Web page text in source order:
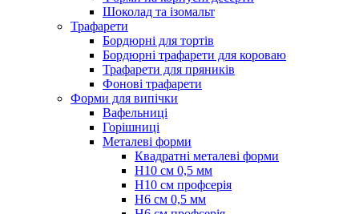
Шоколад та ізомальт
Трафарети
Бордюрні для тортів
Бордюрні трафарети для короваю
Трафарети для пряників
Фонові трафарети
Форми для випічки
Вафельниці
Горішниці
Металеві форми
Квадратні металеві форми
Н10 см 0,5 мм
Н10 см профсерія
Н6 см 0,5 мм